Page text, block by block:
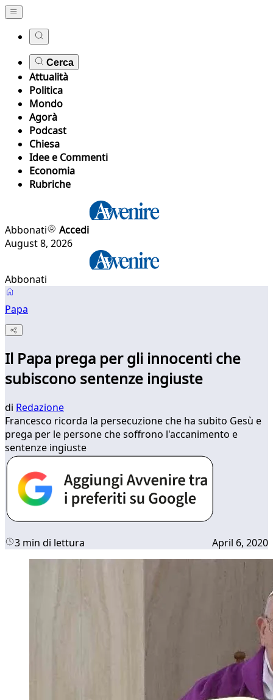
Cerca
Attualità
Politica
Mondo
Agorà
Podcast
Chiesa
Idee e Commenti
Economia
Rubriche
Abbonati
Accedi
August 8, 2026
Abbonati
Papa
Il Papa prega per gli innocenti che
subiscono sentenze ingiuste
di Redazione
Francesco ricorda la persecuzione che ha subito Gesù e
prega per le persone che soffrono l'accanimento e
sentenze ingiuste
3 min di lettura April 6, 2020